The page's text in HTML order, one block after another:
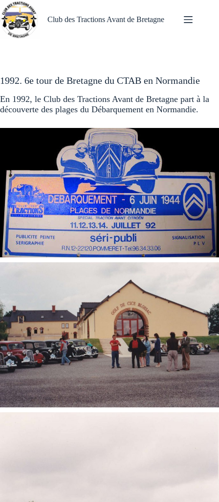
Passer
au
contenu
Club des Tractions Avant de Bretagne
1992. 6e tour de Bretagne du CTAB en Normandie
En 1992, le Club des Tractions Avant de Bretagne part à la
découverte des plages du Débarquement en Normandie.